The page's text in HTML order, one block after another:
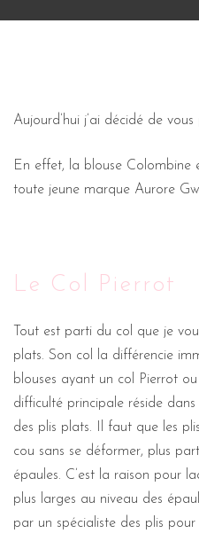
Aujourd’hui j’ai décidé de
En effet, la blouse Colombine
toute jeune marque Aurore
Le Col Pierrot
Tout est parti du col que je
plats. Son col la différencie
blouses ayant un col Pierrot
difficulté principale réside
des plis plats. Il faut que les
cou sans se déformer, plus
épaules. C’est la raison pour
plus larges au niveau des
par un spécialiste des plis